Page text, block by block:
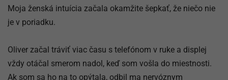
Moja ženská intuícia začala okamžite šepkať, že niečo nie
je v poriadku.
Oliver začal tráviť viac času s telefónom v ruke a displej
vždy otáčal smerom nadol, keď som vošla do miestnosti.
Ak som sa ho na to opýtala, odbil ma nervóznym